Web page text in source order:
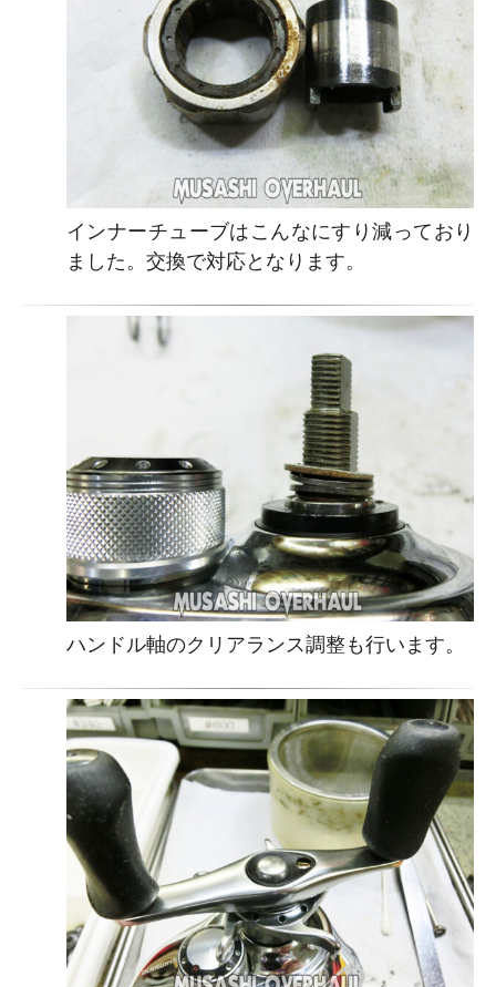
インナーチューブはこんなにすり減っており
ました。交換で対応となります。
ハンドル軸のクリアランス調整も行います。